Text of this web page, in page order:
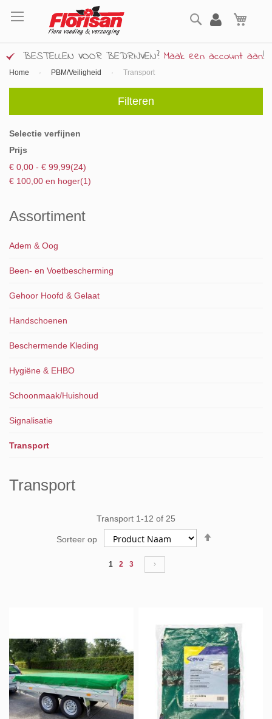
naar
inhoud
Zoek
BESTELLEN VOOR BEDRIJVEN? Maak een account aan!
Home PBM/Veiligheid Transport
Transport
Transport 1-12 of 25
Sorteer op
Pagina
U lees momenteel pagina
1 Pagina
2 Pagina
3
Filteren
Selectie verfijnen
Prijs
€ 0,00 - € 99,99 24product
€ 100,00 en hoger 1product
Assortiment
Adem & Oog
Been- en Voetbescherming
Gehoor Hoofd & Gelaat
Handschoenen
Beschermende Kleding
Hygiëne & EHBO
Schoonmaak/Huishoud
Signalisatie
Transport